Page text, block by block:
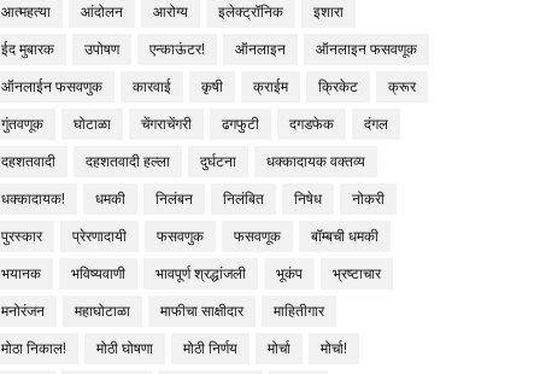
आत्महत्या
आंदोलन आरोग्य इलेक्ट्रॉनिक
इशारा
ईद मुबारक
उपोषण एन्काऊंटर! ऑनलाइन
ऑनलाइन फसवणूक
ऑनलाईन फसवणुक
कारवाई कृषी क्राईम क्रिकेट
क्रूर
गुंतवणूक
घोटाळा चेंगराचेंगरी ढगफुटी दगडफेक
दंगल
दहशतवादी
दहशतवादी हल्ला दुर्घटना
धक्कादायक वक्तव्य
धक्कादायक!
धमकी निलंबन निलंबित निषेध
नोकरी
पुरस्कार
प्रेरणादायी फसवणुक फसवणूक
बॉम्बची धमकी
भयानक
भविष्यवाणी भावपूर्ण श्रद्धांजली भूकंप
भ्रष्टाचार
मनोरंजन
महाघोटाळा माफीचा साक्षीदार
माहितीगार
मोठा निकाल!
मोठी घोषणा मोठी निर्णय मोर्चा
मोर्चा!